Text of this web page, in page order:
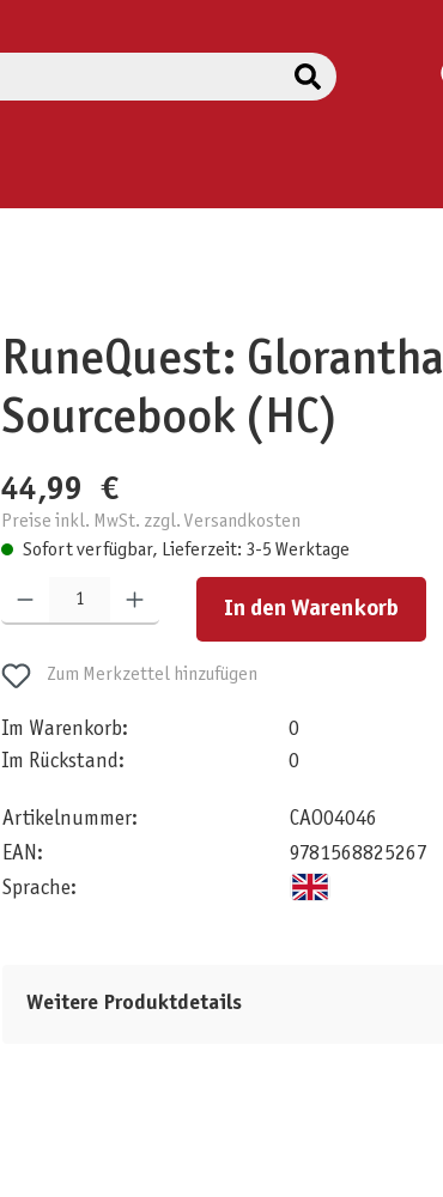
RuneQuest: Glorantha
Sourcebook (HC)
44,99 €
Preise inkl. MwSt. zzgl. Versandkosten
Sofort verfügbar, Lieferzeit: 3-5 Werktage
In den Warenkorb
Zum Merkzettel hinzufügen
Im Warenkorb:
0
Im Rückstand:
0
Artikelnummer:
CAO04046
EAN:
9781568825267
Sprache:
Weitere Produktdetails